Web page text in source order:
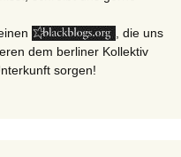
, die uns
dem berliner Kollektiv
sorgen!